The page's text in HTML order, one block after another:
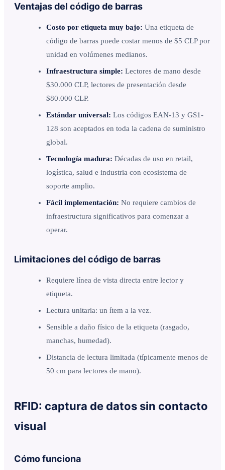
Ventajas del código de barras
Costo por etiqueta muy bajo: Una etiqueta de
código de barras puede costar menos de $5 CLP por
unidad en volúmenes medianos.
Infraestructura simple: Lectores de mano desde
$30.000 CLP, lectores de presentación desde
$80.000 CLP.
Estándar universal: Los códigos EAN-13 y GS1-
128 son aceptados en toda la cadena de suministro
global.
Tecnología madura: Décadas de uso en retail,
logística, salud e industria con ecosistema de
soporte amplio.
Fácil implementación: No requiere cambios de
infraestructura significativos para comenzar a
operar.
Limitaciones del código de barras
Requiere línea de vista directa entre lector y
etiqueta.
Lectura unitaria: un ítem a la vez.
Sensible a daño físico de la etiqueta (rasgado,
manchas, humedad).
Distancia de lectura limitada (típicamente menos de
50 cm para lectores de mano).
RFID: captura de datos sin contacto
visual
Cómo funciona